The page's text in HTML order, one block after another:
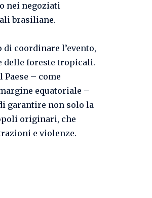
nei negoziati
brasiliane.
coordinare l’evento,
delle foreste tropicali.
– come
equatoriale –
garantire non solo la
originari, che
e violenze.